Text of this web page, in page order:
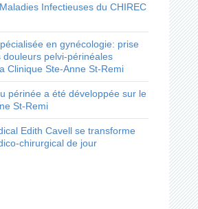
Infectieuses du CHIREC
en gynécologie: prise
douleurs pelvi-périnéales
Clinique Ste-Anne St-Remi
périnée a été développée sur le
St-Remi
Edith Cavell se transforme
chirurgical de jour